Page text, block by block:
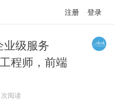
注册 登录
级服务
程师，前端
次阅读